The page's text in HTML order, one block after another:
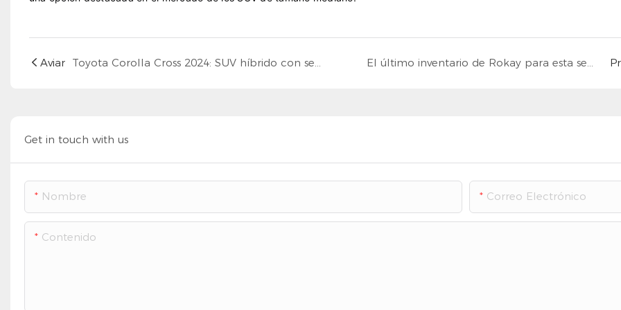
Aviar
Get in touch with us
Nombre Correo Electrónico
Contenido